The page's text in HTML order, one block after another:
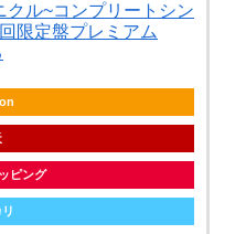
ル~コンプリートシン
限定盤プレミアム
ピング